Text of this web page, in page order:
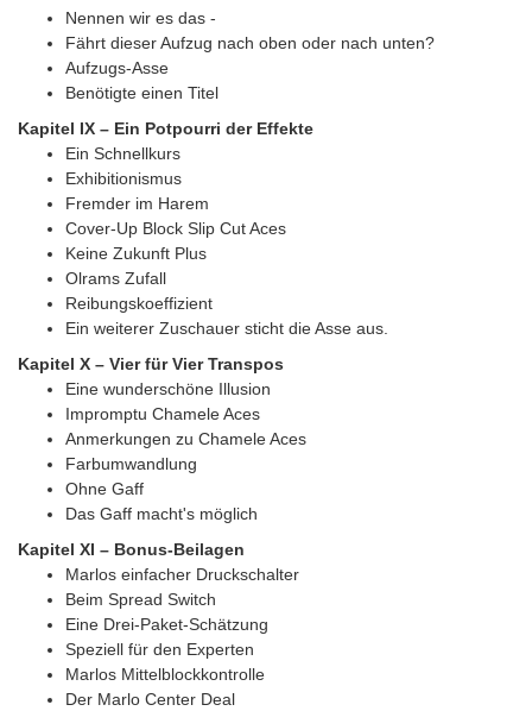
Nennen wir es das -
Fährt dieser Aufzug nach oben oder nach unten?
Aufzugs-Asse
Benötigte einen Titel
Kapitel IX – Ein Potpourri der Effekte
Ein Schnellkurs
Exhibitionismus
Fremder im Harem
Cover-Up Block Slip Cut Aces
Keine Zukunft Plus
Olrams Zufall
Reibungskoeffizient
Ein weiterer Zuschauer sticht die Asse aus.
Kapitel X – Vier für Vier Transpos
Eine wunderschöne Illusion
Impromptu Chamele Aces
Anmerkungen zu Chamele Aces
Farbumwandlung
Ohne Gaff
Das Gaff macht's möglich
Kapitel XI – Bonus-Beilagen
Marlos einfacher Druckschalter
Beim Spread Switch
Eine Drei-Paket-Schätzung
Speziell für den Experten
Marlos Mittelblockkontrolle
Der Marlo Center Deal